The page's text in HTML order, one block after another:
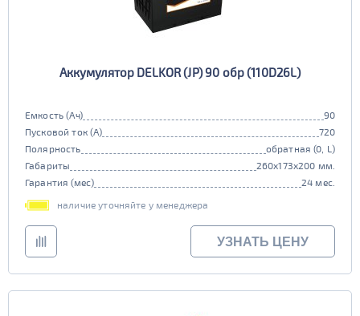
Аккумулятор DELKOR (JP) 90 обр (110D26L)
Емкость (Ач)
90
Пусковой ток (А)
720
Полярность
обратная (0, L)
Габариты
260x173x200 мм.
Гарантия (мес)
24 мес.
наличие уточняйте у менеджера
УЗНАТЬ ЦЕНУ